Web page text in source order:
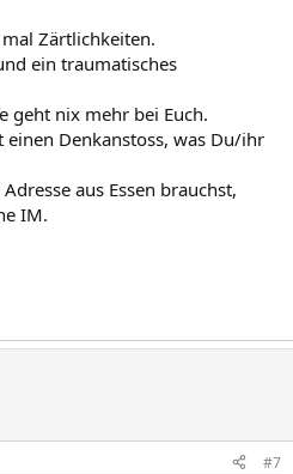
Zärtlichkeiten.
ein traumatisches
geht nix mehr bei Euch.
Denkanstoss, was Du/ihr
aus Essen brauchst,
IM.
#7